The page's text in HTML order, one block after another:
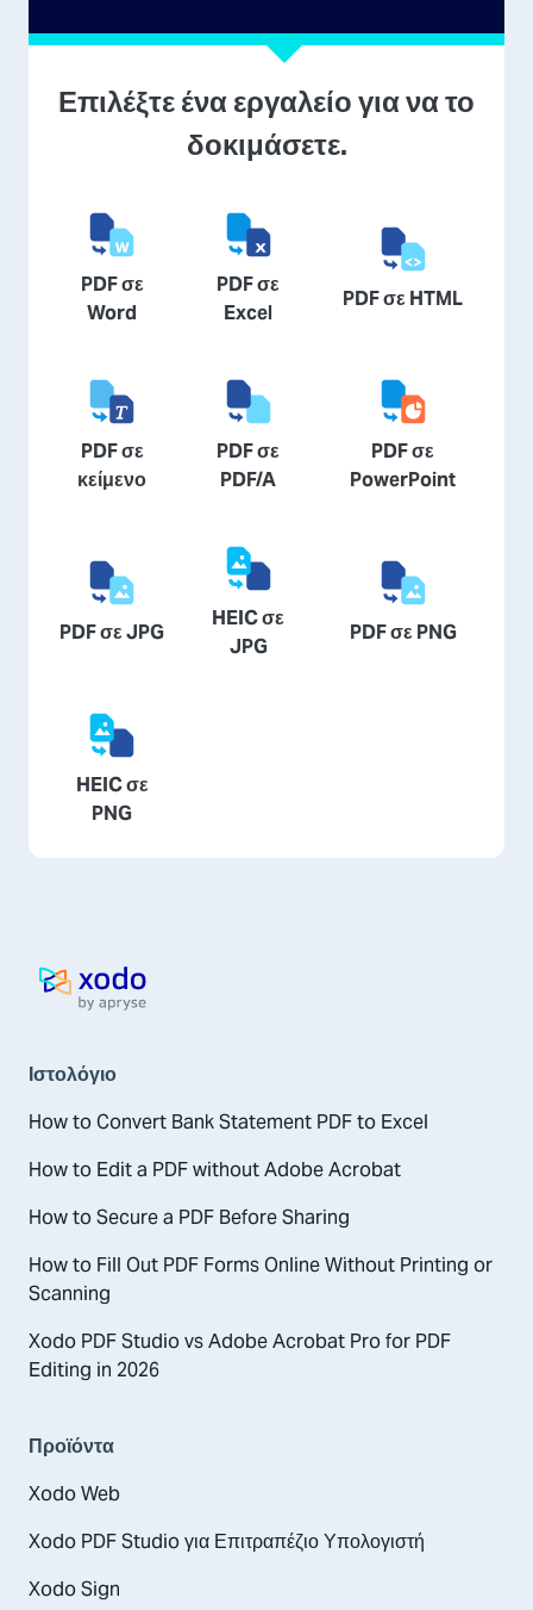
Επιλέξτε ένα εργαλείο για να το
δοκιμάσετε.
PDF σε
Word
PDF σε
Excel
PDF σε HTML
PDF σε
κείμενο
PDF σε
PDF/A
PDF σε
PowerPoint
PDF σε JPG
HEIC σε
JPG
PDF σε PNG
HEIC σε
PNG
Αρχική σελίδα
Ιστολόγιο
How to Convert Bank Statement PDF to Excel
How to Edit a PDF without Adobe Acrobat
How to Secure a PDF Before Sharing
How to Fill Out PDF Forms Online Without Printing or
Scanning
Xodo PDF Studio vs Adobe Acrobat Pro for PDF
Editing in 2026
Προϊόντα
Xodo Web
Xodo PDF Studio για Επιτραπέζιο Υπολογιστή
Xodo Sign